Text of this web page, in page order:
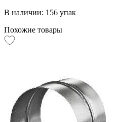
В наличии: 156 упак
Похожие товары